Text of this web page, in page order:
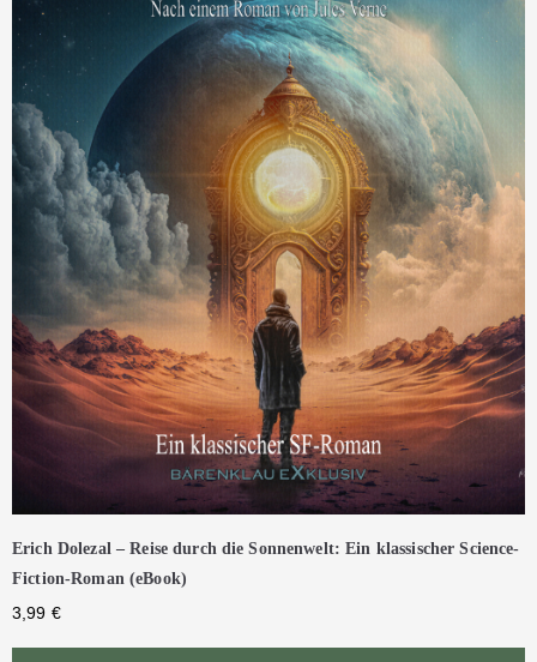
Erich Dolezal – Reise durch die Sonnenwelt: Ein klassischer Science-
Fiction-Roman (eBook)
3,99 €